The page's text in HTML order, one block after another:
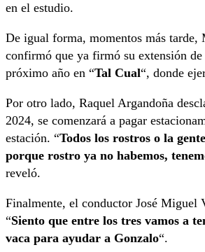
en el estudio.
De igual forma, momentos más tarde,
confirmó que ya firmó su extensión
próximo año en “Tal Cual“, donde
Por otro lado, Raquel Argandoña
2024, se comenzará a pagar
estación. “Todos los rostros o la
porque rostro ya no habemos,
reveló.
Finalmente, el conductor José Miguel
“Siento que entre los tres vamos a
vaca para ayudar a Gonzalo“.